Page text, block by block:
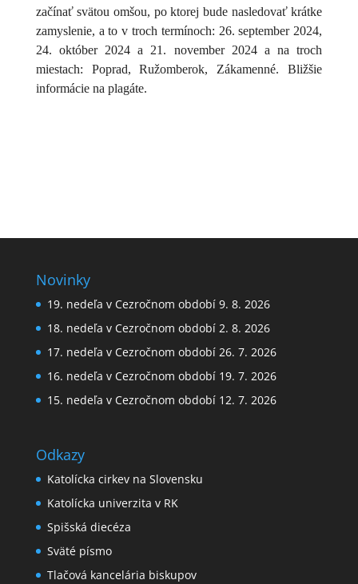
začínať svätou omšou, po ktorej bude nasledovať krátke
zamyslenie, a to v troch termínoch: 26. september 2024,
24. október 2024 a 21. november 2024 a na troch
miestach: Poprad, Ružomberok, Zákamenné. Bližšie
informácie na plagáte.
Novinky
19. nedeľa v Cezročnom období 9. 8. 2026
18. nedeľa v Cezročnom období 2. 8. 2026
17. nedeľa v Cezročnom období 26. 7. 2026
16. nedeľa v Cezročnom období 19. 7. 2026
15. nedeľa v Cezročnom období 12. 7. 2026
Odkazy
Katolícka cirkev na Slovensku
Katolícka univerzita v RK
Spišská diecéza
Sväté písmo
Tlačová kancelária biskupov